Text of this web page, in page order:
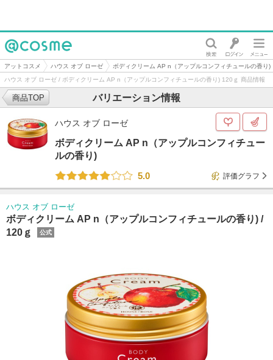
@cosme
アットコスメ ハウス オブ ローゼ
ボディクリーム AP n（アップルコンフィチュールの香り)
ハウス オブ ローゼ / ボディクリーム AP n（アップルコンフィチュールの香り) 120ｇ 商品情報
バリエーション情報
商品TOP
ハウス オブ ローゼ
ボディクリーム AP n（アップルコンフィチュー
ルの香り)
5.0
評価グラフ
ハウス オブ ローゼ
ボディクリーム AP n（アップルコンフィチュールの香り) /
120ｇ
公式